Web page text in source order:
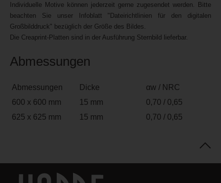
Individuelle Motive können jederzeit gerne zugesendet werden. Bitte
beachten Sie unser Infoblatt "Dateirichtlinien für den digitalen
Großbilddruck" bezüglich der Größe des Bildes.
Die Creaprint-Platten sind in der Ausführung Sternbild lieferbar.
Abmessungen
Abmessungen Dicke
αw / NRC
600 x 600 mm
15 mm
0,70 / 0,65
625 x 625 mm
15 mm 0,70 / 0,65